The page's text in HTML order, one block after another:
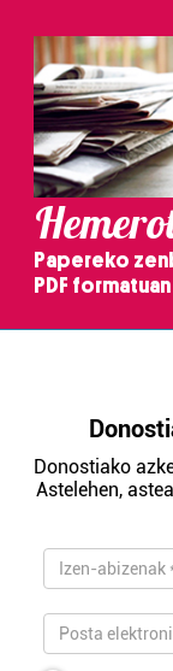
Papereko
PDF formatuan
Donostiako
Astelehen,